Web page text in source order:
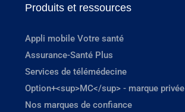
Produits et ressources
Appli mobile Votre santé
Assurance-Santé Plus
Services de télémédecine
Option+<sup>MC</sup> - marque privée
Nos marques de confiance